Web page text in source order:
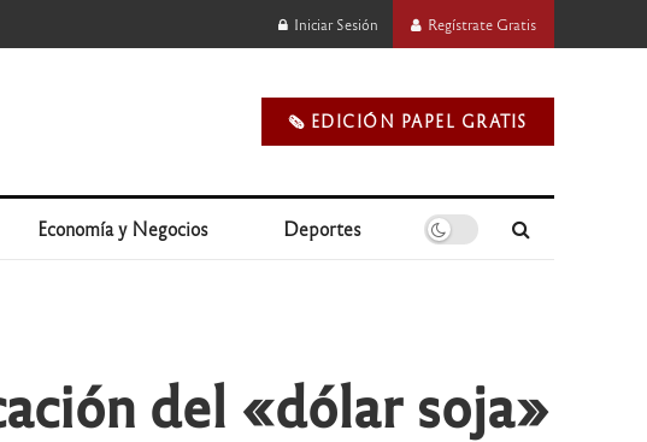
Iniciar Sesión Regístrate Gratis
🗞️ EDICIÓN PAPEL GRATIS
Economía y Negocios Deportes
del «dólar soja»